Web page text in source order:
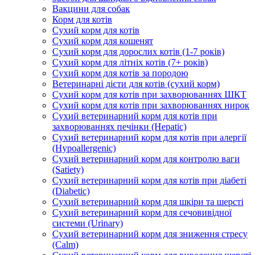
Вакцини для собак
Корм для котів
Сухий корм для котів
Сухий корм для кошенят
Сухий корм для дорослих котів (1-7 років)
Сухий корм для літніх котів (7+ років)
Сухий корм для котів за породою
Ветеринарні дієти для котів (сухий корм)
Сухий корм для котів при захворюваннях ШКТ
Сухий корм для котів при захворюваннях нирок
Сухий ветеринарний корм для котів при
захворюваннях печінки (Hepatic)
Сухий ветеринарний корм для котів при алергії
(Hypoallergenic)
Сухий ветеринарний корм для контролю ваги
(Satiety)
Сухий ветеринарний корм для котів при діабеті
(Diabetic)
Сухий ветеринарний корм для шкіри та шерсті
Сухий ветеринарний корм для сечовивідної
системи (Urinary)
Сухий ветеринарний корм для зниження стресу
(Calm)